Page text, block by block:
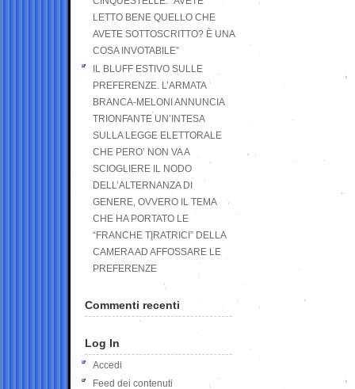
LETTO BENE QUELLO CHE
AVETE SOTTOSCRITTO? È UNA
COSA INVOTABILE”
IL BLUFF ESTIVO SULLE
PREFERENZE. L’ARMATA
BRANCA-MELONI ANNUNCIA
TRIONFANTE UN’INTESA
SULLA LEGGE ELETTORALE
CHE PERO’ NON VA A
SCIOGLIERE IL NODO
DELL’ALTERNANZA DI
GENERE, OVVERO IL TEMA
CHE HA PORTATO LE
“FRANCHE TIRATRICI” DELLA
CAMERA AD AFFOSSARE LE
PREFERENZE
Commenti recenti
Log In
Accedi
Feed dei contenuti